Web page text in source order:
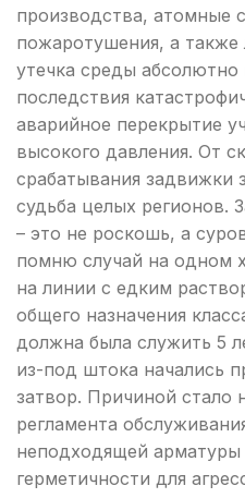
производства, атомные
пожаротушения, а также
утечка среды
последствия
аварийное перекрытие
высокого давления. От
срабатывания задвижки
судьба целых регионов.
– это не роскошь, а
помню случай на одном
на линии с едким
общего назначения
должна была служить 5
из-под штока начались
затвор. Причиной стало
регламента
неподходящей арматуры
герметичности для